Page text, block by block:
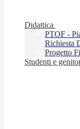
Didattica
PTOF -
Richiesta
Progetto
Studenti e